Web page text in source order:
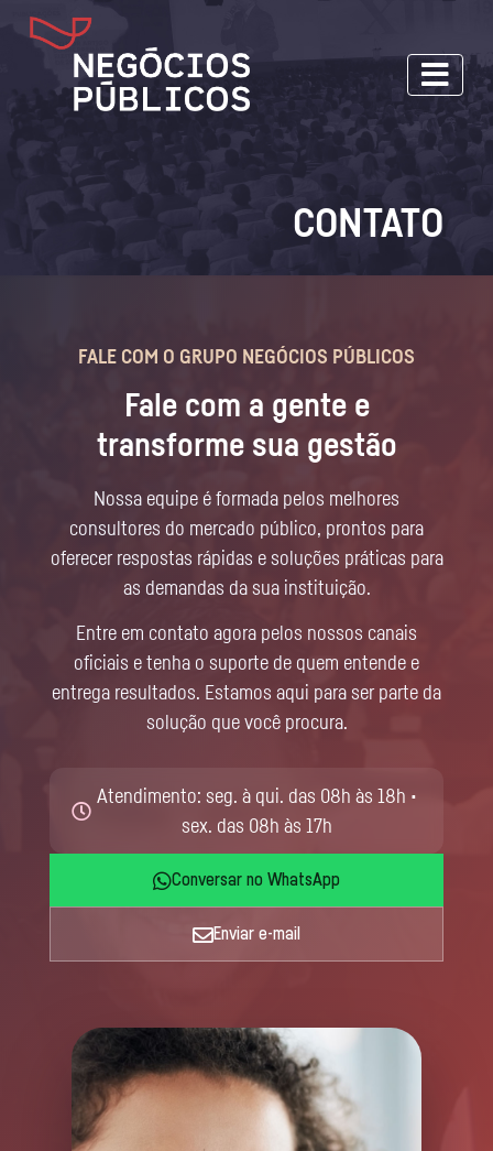
CONTATO
FALE COM O GRUPO NEGÓCIOS PÚBLICOS
Fale com a gente e
transforme sua gestão
Nossa equipe é formada pelos melhores
consultores do mercado público, prontos para
oferecer respostas rápidas e soluções práticas para
as demandas da sua instituição.
Entre em contato agora pelos nossos canais
oficiais e tenha o suporte de quem entende e
entrega resultados. Estamos aqui para ser parte da
solução que você procura.
Atendimento: seg. à qui. das 08h às 18h •
sex. das 08h às 17h
Conversar no WhatsApp
Enviar e-mail